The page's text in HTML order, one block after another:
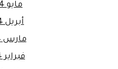
مايو 2024
أبريل 2024
مارس 2024
فبراير 2024